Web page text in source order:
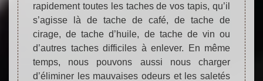
rapidement toutes les taches de vos tapis, qu’il
s’agisse là de tache de café, de tache de
cirage, de tache d’huile, de tache de vin ou
d’autres taches difficiles à enlever. En même
temps, nous pouvons aussi nous charger
d’éliminer les mauvaises odeurs et les saletés